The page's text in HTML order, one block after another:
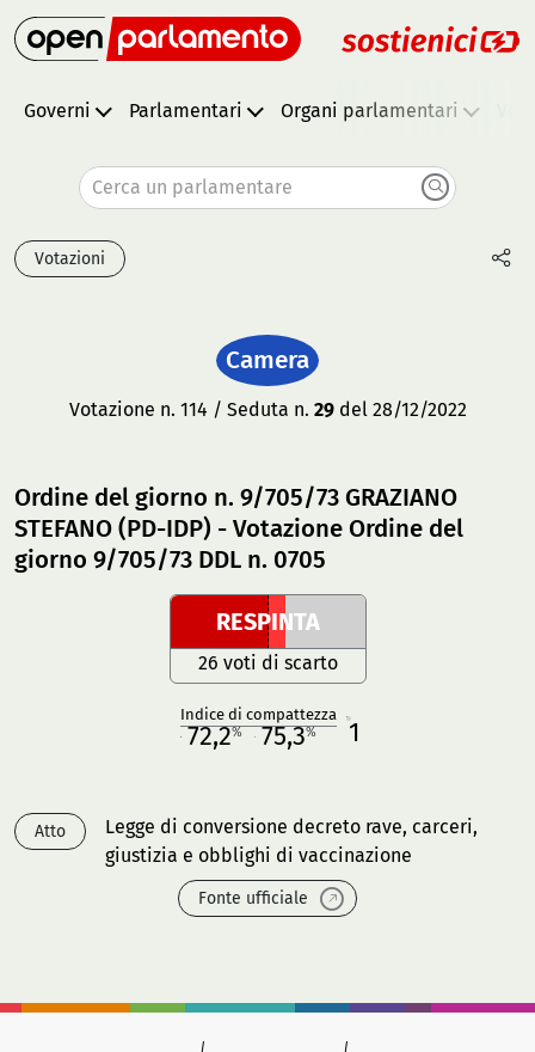
Governi Parlamentari Organi parlamentari
Cerca un parlamentare
Votazioni
Camera
Votazione n. 114 / Seduta n. 29del 28/12/2022
Ordine del giorno n. 9/705/73 GRAZIANO
STEFANO (PD-IDP) - Votazione Ordine del
giorno 9/705/73 DDL n. 0705
RESPINTA
26 voti di scarto
Indice di compattezza
72,2% 75,3% 1
Atto
Legge di conversione decreto rave, carceri,
giustizia e obblighi di vaccinazione
Fonte ufficiale